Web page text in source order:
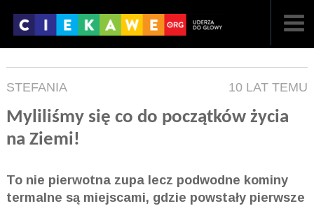
STEFANIA 10 LAT TEMU
Myliliśmy się co do początków życia
na Ziemi!
To nie pierwotna zupa lecz podwodne kominy
termalne są miejscami, gdzie powstały pierwsze
NAJNOWSZE
FILMY